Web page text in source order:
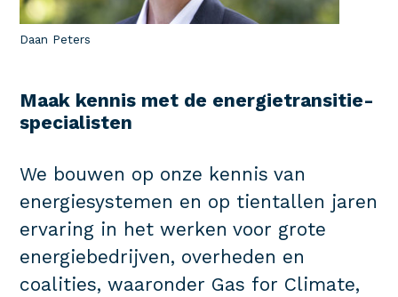
Daan Peters
Maak kennis met de energietransitie-
specialisten
We bouwen op onze kennis van
energiesystemen en op tientallen jaren
ervaring in het werken voor grote
energiebedrijven, overheden en
coalities, waaronder Gas for Climate,